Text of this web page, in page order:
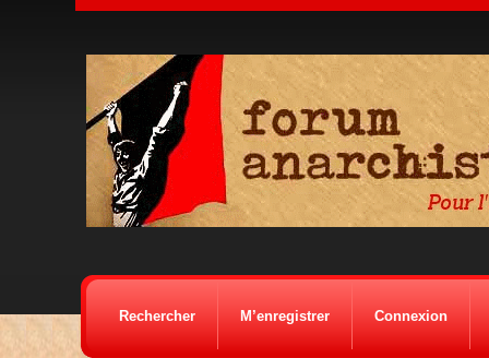
Rechercher M’enregistrer Connexion